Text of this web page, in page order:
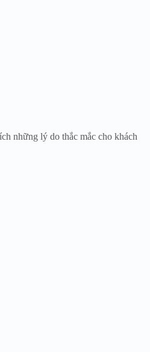
những lý do thắc mắc cho khách